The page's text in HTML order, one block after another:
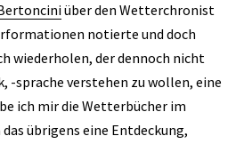
über den Wetterchronist
notierte und doch
wiederholen, der dennoch nicht
-sprache verstehen zu wollen, eine
ich mir die Wetterbücher im
übrigens eine Entdeckung,